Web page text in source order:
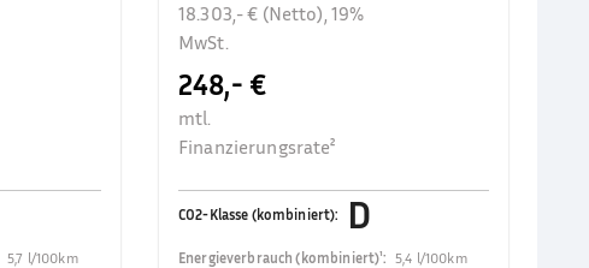
5,7 l/100km
18.303,- € (Netto), 19%
MwSt.
248,- €
mtl.
Finanzierungsrate²
CO2-Klasse (kombiniert): D
Energieverbrauch (kombiniert)¹:5,4 l/100km